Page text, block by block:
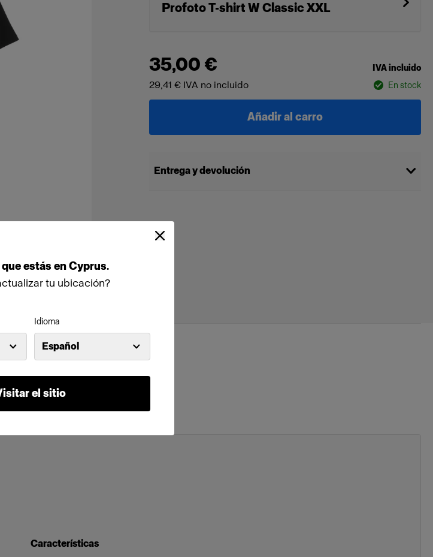
queestás enCyprus.
tu ubicación?
Idioma
Español
el sitio
Profoto T-shirt W Classic XXL
35,00 € IVA incluido
29,41 € IVA no incluido En stock
Añadir al carro
Entrega y devolución
Características